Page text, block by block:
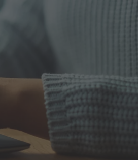
Online-Campus